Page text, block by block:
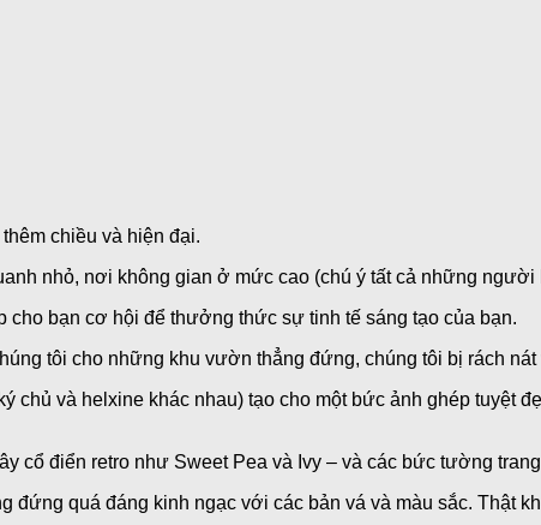
chiều và hiện đại.
nhỏ, nơi không gian ở mức cao (chú ý tất cả những
bạn cơ hội để thưởng thức sự tinh tế sáng tạo của bạn.
tôi cho những khu vườn thẳng đứng, chúng tôi bị rách
và helxine khác nhau) tạo cho một bức ảnh ghép tuyệt
cổ điển retro như Sweet Pea và Ivy – và các bức tường
đứng quá đáng kinh ngạc với các bản vá và màu sắc. Thật